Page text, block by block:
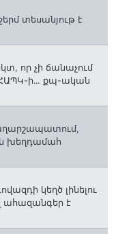
տեսանյութ է
որ չի ճանաչում
ի․․. քպ-ական
խեղդամահ
կեղծ լինելու
ահազանգեր է